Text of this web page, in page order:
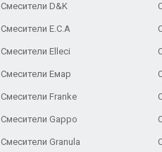
Смесители D&K
Смесители E.C.A
Смесители Elleci
Смесители Емар
Смесители Franke
Смесители Gappo
Смесители Granula